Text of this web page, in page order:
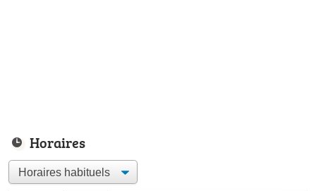
Horaires